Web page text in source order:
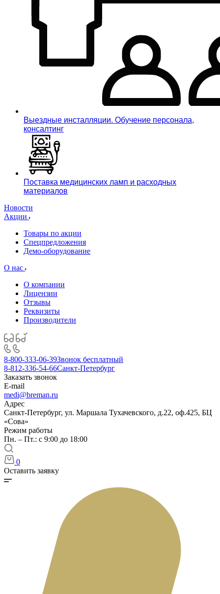
Выездные инсталляции. Обучение персонала,
консалтинг
Поставка медицинских ламп и расходных
материалов
Новости
Акции
Товары по акции
Спецпредложения
Демо-оборудование
О нас
О компании
Лицензии
Отзывы
Реквизиты
Производители
8-800-333-06-39Звонок бесплатный
8-812-336-54-66Санкт-Петербург
Заказать звонок
E-mail
medi@breman.ru
Адрес
Санкт-Петербург, ул. Маршала Тухачевского, д.22, оф.425, БЦ
«Сова»
Режим работы
Пн. – Пт.: с 9:00 до 18:00
0
Оставить заявку